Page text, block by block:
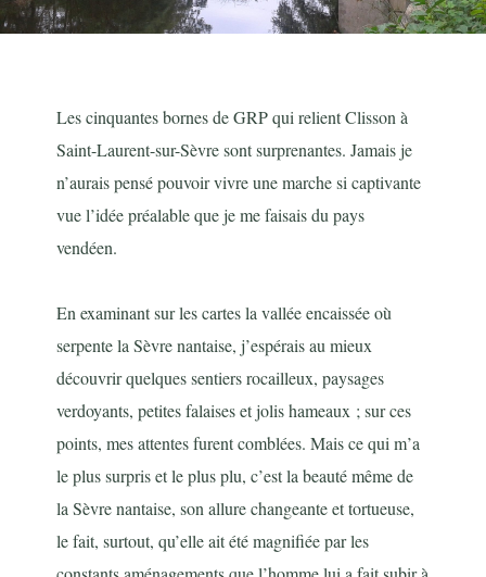
Les cinquantes bornes de GRP qui relient Clisson à
Saint-Laurent-sur-Sèvre sont surprenantes. Jamais je
n’aurais pensé pouvoir vivre une marche si captivante
vue l’idée préalable que je me faisais du pays
vendéen.
En examinant sur les cartes la vallée encaissée où
serpente la Sèvre nantaise, j’espérais au mieux
découvrir quelques sentiers rocailleux, paysages
verdoyants, petites falaises et jolis hameaux ; sur ces
points, mes attentes furent comblées. Mais ce qui m’a
le plus surpris et le plus plu, c’est la beauté même de
la Sèvre nantaise, son allure changeante et tortueuse,
le fait, surtout, qu’elle ait été magnifiée par les